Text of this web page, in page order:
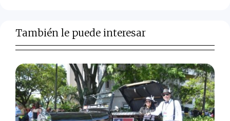
También le puede interesar